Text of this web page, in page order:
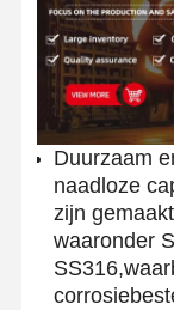
Duurzaam
naadloze
zijn
waaronder